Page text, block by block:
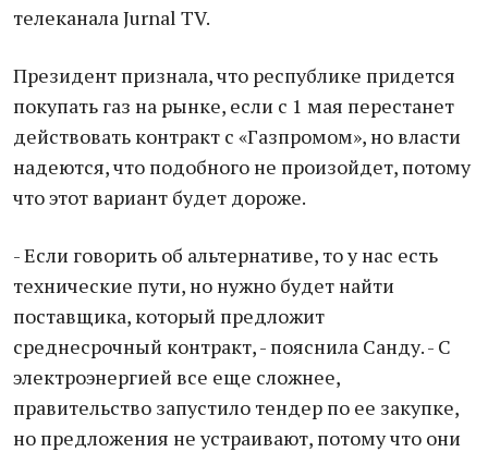
телеканала Jurnal TV.
Президент признала, что республике придется
покупать газ на рынке, если с 1 мая перестанет
действовать контракт с «Газпромом», но власти
надеются, что подобного не произойдет, потому
что этот вариант будет дороже.
- Если говорить об альтернативе, то у нас есть
технические пути, но нужно будет найти
поставщика, который предложит
среднесрочный контракт, - пояснила Санду. - С
электроэнергией все еще сложнее,
правительство запустило тендер по ее закупке,
но предложения не устраивают, потому что они